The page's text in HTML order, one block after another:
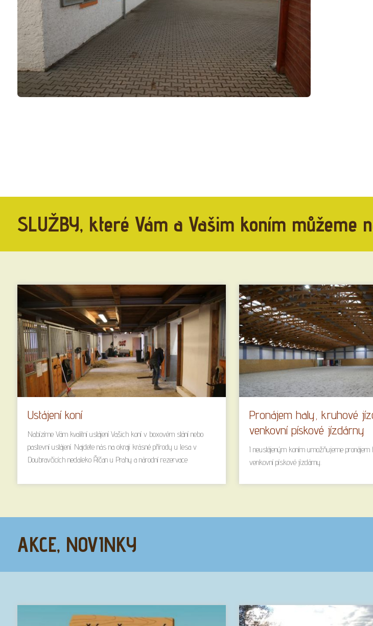
SLUŽBY, které Vám a Vašim koním můžeme
Ustájení koní
Nabízíme Vám kvalitní ustájení Vašich koní v boxovém stání nebo
pastevní ustájení. Najdete nás na okraji krásné přírody u lesa v
Doubravčicích nedaleko Říčan u Prahy a národní rezervace
Pronájem haly, kruhové
venkovní pískové jízdárny
I neustájeným koním umožňujeme
venkovní pískové jízdárny.
AKCE, NOVINKY